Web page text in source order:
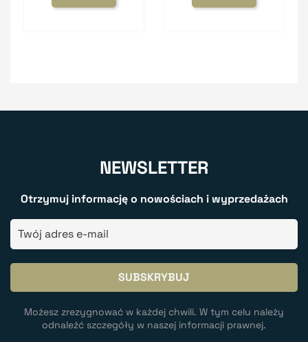
NEWSLETTER
Otrzymuj informację o nowościach i wyprzedażach
Możesz zrezygnować w każdej chwili. W tym celu należy
odnaleźć szczegóły w naszej informacji prawnej.